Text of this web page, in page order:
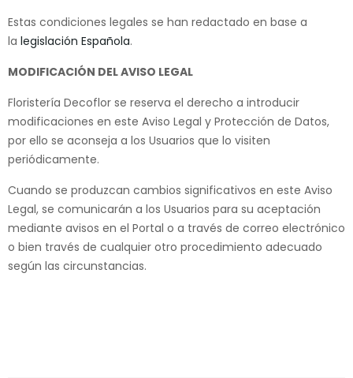
Estas condiciones legales se han redactado en base a
la legislación Española.
MODIFICACIÓN DEL AVISO LEGAL
Floristería Decoflor se reserva el derecho a introducir
modificaciones en este Aviso Legal y Protección de Datos,
por ello se aconseja a los Usuarios que lo visiten
periódicamente.
Cuando se produzcan cambios significativos en este Aviso
Legal, se comunicarán a los Usuarios para su aceptación
mediante avisos en el Portal o a través de correo electrónico
o bien través de cualquier otro procedimiento adecuado
según las circunstancias.